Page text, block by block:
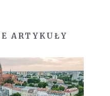
ARTYKUŁY